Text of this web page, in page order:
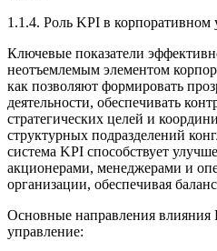
1.1.4. Роль KPI в корпоративном
Ключевые показатели
неотъемлемым элементом
как позволяют формировать
деятельности, обеспечивать
стратегических целей и
структурных подразделений
система KPI способствует
акционерами, менеджерами и
организации, обеспечивая
Основные направления влияния
управление: